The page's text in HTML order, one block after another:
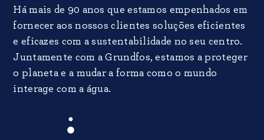
Há mais de 90 anos que estamos empenhados em
fornecer aos nossos clientes soluções eficientes
e eficazes com a sustentabilidade no seu centro.
Juntamente com a Grundfos, estamos a proteger
o planeta e a mudar a forma como o mundo
interage com a água.